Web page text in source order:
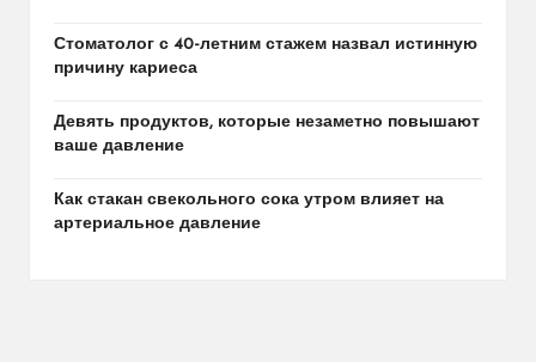
Стоматолог с 40-летним стажем назвал истинную
причину кариеса
Девять продуктов, которые незаметно повышают
ваше давление
Как стакан свекольного сока утром влияет на
артериальное давление